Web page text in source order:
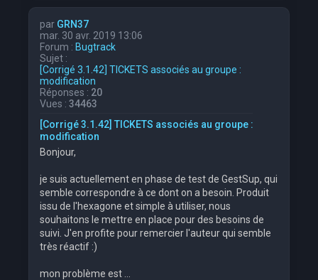
par GRN37
mar. 30 avr. 2019 13:06
Forum : Bugtrack
Sujet :
[Corrigé 3.1.42] TICKETS associés au groupe :
modification
Réponses : 20
Vues : 34463
[Corrigé 3.1.42] TICKETS associés au groupe :
modification
Bonjour,
je suis actuellement en phase de test de GestSup, qui
semble correspondre à ce dont on a besoin. Produit
issu de l'hexagone et simple à utiliser, nous
souhaitons le mettre en place pour des besoins de
suivi. J'en profite pour remercier l'auteur qui semble
très réactif :)
mon problème est ...